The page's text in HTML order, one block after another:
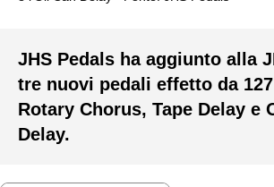
JHS Pedals ha aggiunto alla
tre nuovi pedali effetto da
Rotary Chorus, Tape Delay e
Delay.